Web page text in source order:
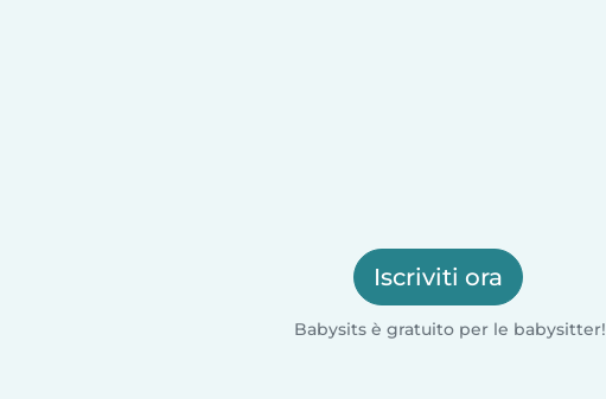
Iscriviti ora
Babysits è gratuito per le babysitter!